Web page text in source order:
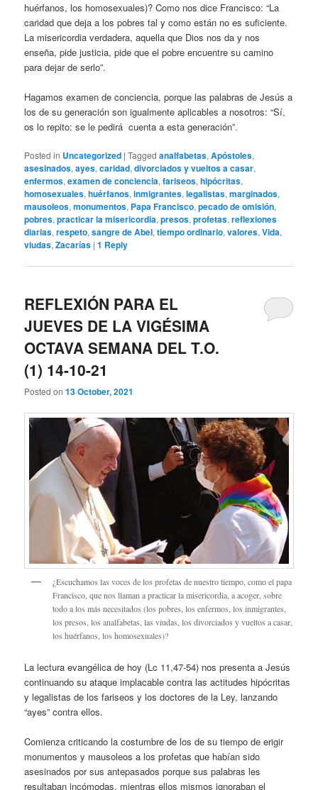
huérfanos, los homosexuales)? Como nos dice Francisco: “La
caridad que deja a los pobres tal y como están no es suficiente.
La misericordia verdadera, aquella que Dios nos da y nos
enseña, pide justicia, pide que el pobre encuentre su camino
para dejar de serlo”.
Hagamos examen de conciencia, porque las palabras de Jesús a
los de su generación son igualmente aplicables a nosotros: “Sí,
os lo repito: se le pedirá cuenta a esta generación”.
Posted in Uncategorized |Tagged analfabetas,Apóstoles,
asesinados,ayes,caridad,divorciados y vueltos a casar,
enfermos,examen de conciencia,fariseos,hipócritas,
homosexuales,huérfanos,inmigrantes,legalistas,marginados,
mausoleos,monumentos, Papa Francisco,pecado de omisión,
pobres,practicar la misericordia,presos,profetas,reflexiones
diarias,respeto,sangre de Abel,tiempo ordinario,valores,Vida,
viudas,Zacarías |1 Reply
REFLEXIÓN PARA EL
JUEVES DE LA VIGÉSIMA
OCTAVA SEMANA DEL T.O.
(1) 14-10-21
Posted on13 October, 2021
¿Escuchamos las voces de los profetas de nuestro tiempo, como el papa
Francisco, que nos llaman a practicar la misericordia, a acoger, sobre
todo a los más necesitados (los pobres, los enfermos, los inmigrantes,
los presos, los analfabetas, las viudas, los divorciados y vueltos a casar,
los huérfanos, los homosexuales)?
La lectura evangélica de hoy (Lc 11,47-54) nos presenta a Jesús
continuando su ataque implacable contra las actitudes hipócritas
y legalistas de los fariseos y los doctores de la Ley, lanzando
“ayes” contra ellos.
Comienza criticando la costumbre de los de su tiempo de erigir
monumentos y mausoleos a los profetas que habían sido
asesinados por sus antepasados porque sus palabras les
resultaban incómodas, mientras ellos mismos ignoraban el